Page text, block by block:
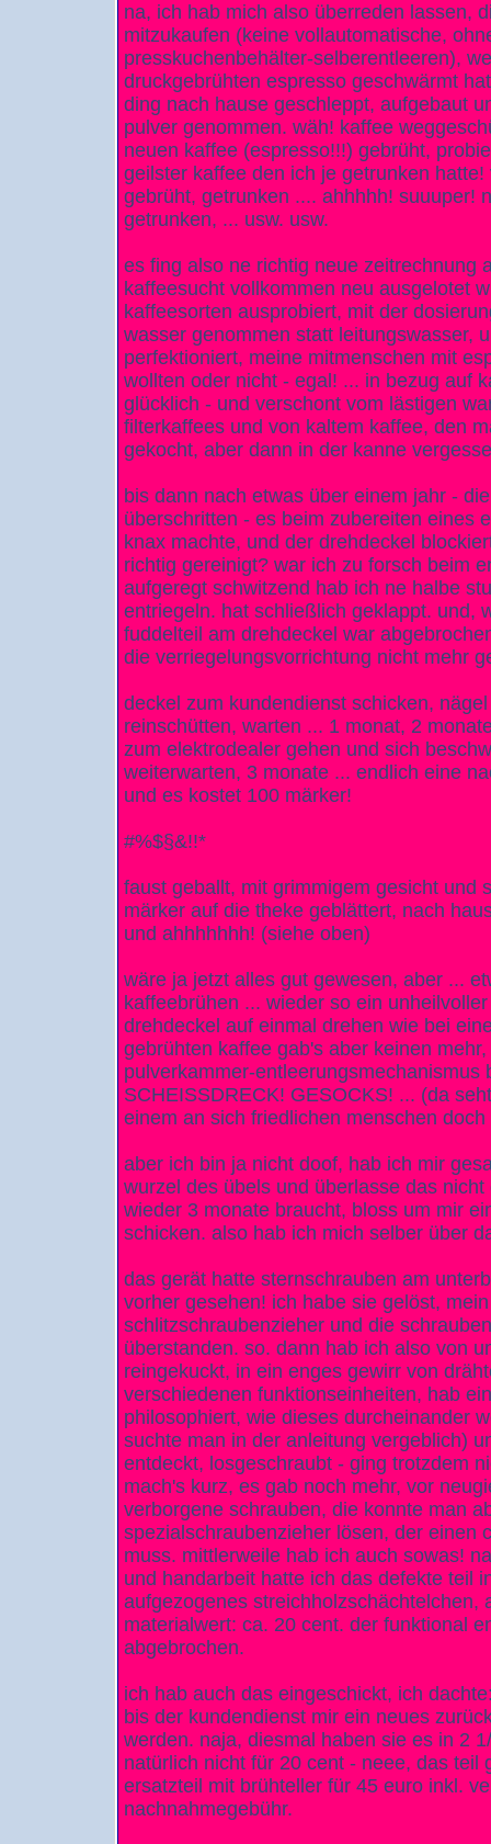
na, ich hab mich also überreden lassen,
mitzukaufen (keine vollautomatische,
presskuchenbehälter-selberentleeren),
druckgebrühten espresso geschwärmt
ding nach hause geschleppt, aufgebaut
pulver genommen. wäh! kaffee
neuen kaffee (espresso!!!) gebrüht,
geilster kaffee den ich je getrunken
gebrüht, getrunken .... ahhhhh! suuuper!
getrunken, ... usw. usw.
es fing also ne richtig neue zeitrechnung
kaffeesucht vollkommen neu ausgelotet
kaffeesorten ausprobiert, mit der
wasser genommen statt leitungswasser,
perfektioniert, meine mitmenschen mit
wollten oder nicht - egal! ... in bezug auf
glücklich - und verschont vom lästigen
filterkaffees und von kaltem kaffee, den
gekocht, aber dann in der kanne
bis dann nach etwas über einem jahr -
überschritten - es beim zubereiten eines
knax machte, und der drehdeckel
richtig gereinigt? war ich zu forsch beim
aufgeregt schwitzend hab ich ne halbe
entriegeln. hat schließlich geklappt. und,
fuddelteil am drehdeckel war
die verriegelungsvorrichtung nicht mehr
deckel zum kundendienst schicken,
reinschütten, warten ... 1 monat, 2
zum elektrodealer gehen und sich
weiterwarten, 3 monate ... endlich eine
und es kostet 100 märker!
#%$§&!!*
faust geballt, mit grimmigem gesicht und
märker auf die theke geblättert, nach
und ahhhhhhh! (siehe oben)
wäre ja jetzt alles gut gewesen, aber ...
kaffeebrühen ... wieder so ein
drehdeckel auf einmal drehen wie bei
gebrühten kaffee gab's aber keinen
pulverkammer-entleerungsmechanismus
SCHEISSDRECK! GESOCKS! ... (da
einem an sich friedlichen menschen
aber ich bin ja nicht doof, hab ich mir
wurzel des übels und überlasse das
wieder 3 monate braucht, bloss um mir
schicken. also hab ich mich selber über
das gerät hatte sternschrauben am
vorher gesehen! ich habe sie gelöst,
schlitzschraubenzieher und die
überstanden. so. dann hab ich also von
reingekuckt, in ein enges gewirr von
verschiedenen funktionseinheiten, hab
philosophiert, wie dieses durcheinander
suchte man in der anleitung vergeblich)
entdeckt, losgeschraubt - ging trotzdem
mach's kurz, es gab noch mehr, vor
verborgene schrauben, die konnte man
spezialschraubenzieher lösen, der einen
muss. mittlerweile hab ich auch sowas!
und handarbeit hatte ich das defekte teil
aufgezogenes streichholzschächtelchen,
materialwert: ca. 20 cent. der funktional
abgebrochen.
ich hab auch das eingeschickt, ich
bis der kundendienst mir ein neues
werden. naja, diesmal haben sie es in 2
natürlich nicht für 20 cent - neee, das teil
ersatzteil mit brühteller für 45 euro inkl.
nachnahmegebühr.